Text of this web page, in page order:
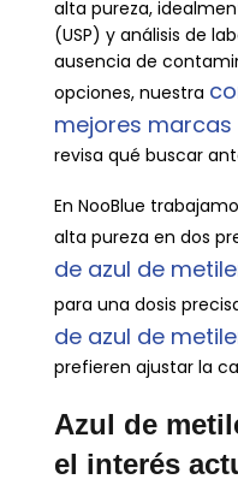
alta pureza,
(USP) y análisis de
ausencia de
opciones, nuestra
mejores marcas
revisa qué buscar
En NooBlue
alta pureza en dos
de azul de
para una dosis
de azul de
prefieren ajustar la
Azul de
el interés